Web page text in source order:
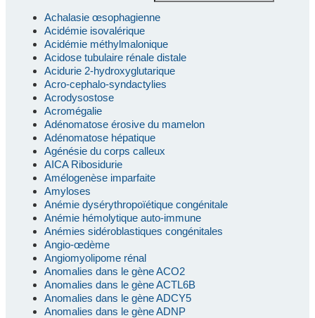
Achalasie œsophagienne
Acidémie isovalérique
Acidémie méthylmalonique
Acidose tubulaire rénale distale
Acidurie 2-hydroxyglutarique
Acro-cephalo-syndactylies
Acrodysostose
Acromégalie
Adénomatose érosive du mamelon
Adénomatose hépatique
Agénésie du corps calleux
AICA Ribosidurie
Amélogenèse imparfaite
Amyloses
Anémie dysérythropoïétique congénitale
Anémie hémolytique auto-immune
Anémies sidéroblastiques congénitales
Angio-œdème
Angiomyolipome rénal
Anomalies dans le gène ACO2
Anomalies dans le gène ACTL6B
Anomalies dans le gène ADCY5
Anomalies dans le gène ADNP